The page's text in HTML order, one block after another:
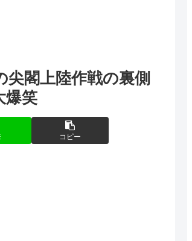
閣上陸作戦の裏側
爆笑
コピー